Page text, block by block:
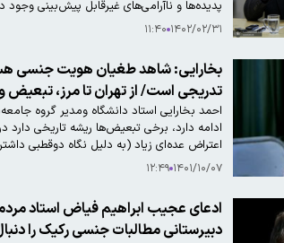
پدیده‌ها و ناآرامی‌های غیرقابل پیش‌بینی وجود دارد.
۱۴۰۲/۰۲/۳۱ ۱۱:۴۰
بخارایی: شاهد طغیان هویت جنسی
تدریجی است/ از تهران تا مرز، تبعیض
اعتراض عده‌ای زیاد (به دلیل نگاه دوقطبی داشتن و تبعیض)، برچسب جاهل و
۱۴۰۱/۱۰/۰۷ ۱۲:۴۹
ادعای عجیب ابراهیم فیاض استاد
دبیرستانی‌ مطالبات جنسی رکیک را